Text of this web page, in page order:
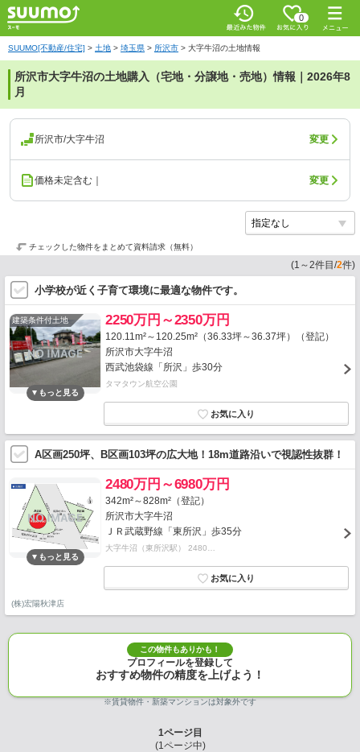
0
SUUMO[不動産/住宅] > 土地 > 埼玉県 > 所沢市 > 大字牛沼の土地情報
所沢市大字牛沼の土地購入（宅地・分譲地・売地）情報｜2026年8
月
所沢市/大字牛沼 変更
価格未定含む｜ 変更
チェックした物件をまとめて資料請求（無料）
(1 ～2件目/2件)
小学校が近く子育て環境に最適な物件です。
建築条件付土地 2250万円～2350万円
120.11m²～120.25m²（36.33坪～36.37坪）（登記）
所沢市大字牛沼
西武池袋線「所沢」歩30分
タマタウン航空公園
A区画250坪、B区画103坪の広大地！18m道路沿いで視認性抜群！
2480万円～6980万円
342m²～828m²（登記）
所沢市大字牛沼
ＪＲ武蔵野線「東所沢」歩35分
大字牛沼（東所沢駅） 2480…
(株)宏陽秋津店
この物件もありかも！
プロフィールを登録して
おすすめ物件の精度を上げよう！
※賃貸物件・新築マンションは対象外です
1ページ目
(1ページ中)